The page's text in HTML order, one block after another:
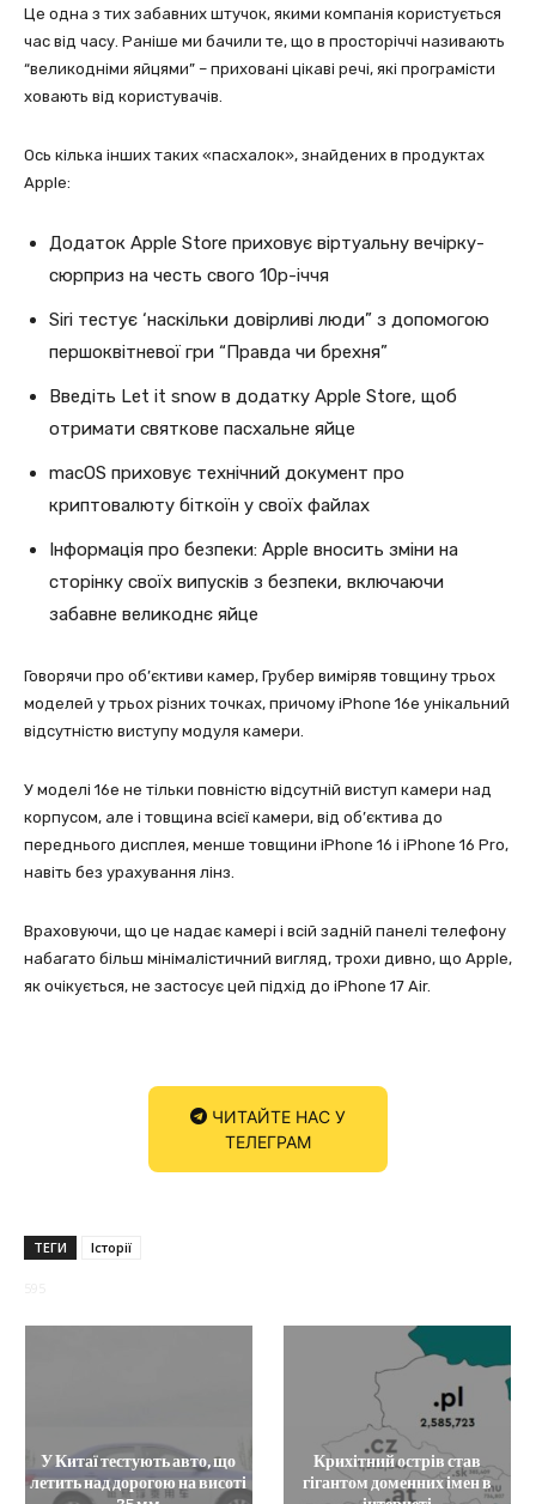
Це одна з тих забавних штучок, якими компанія користується
час від часу. Раніше ми бачили те, що в просторіччі називають
“великодніми яйцями” – приховані цікаві речі, які програмісти
ховають від користувачів.
Ось кілька інших таких «пасхалок», знайдених в продуктах
Apple:
Додаток Apple Store приховує віртуальну вечірку-
сюрприз на честь свого 10р-іччя
Siri тестує ‘наскільки довірливі люди” з допомогою
першоквітневої гри “Правда чи брехня”
Введіть Let it snow в додатку Apple Store, щоб
отримати святкове пасхальне яйце
macOS приховує технічний документ про
криптовалюту біткоїн у своїх файлах
Інформація про безпеки: Apple вносить зміни на
сторінку своїх випусків з безпеки, включаючи
забавне великоднє яйце
Говорячи про об’єктиви камер, Грубер виміряв товщину трьох
моделей у трьох різних точках, причому iPhone 16e унікальний
відсутністю виступу модуля камери.
У моделі 16e не тільки повністю відсутній виступ камери над
корпусом, але і товщина всієї камери, від об’єктива до
переднього дисплея, менше товщини iPhone 16 і iPhone 16 Pro,
навіть без урахування лінз.
Враховуючи, що це надає камері і всій задній панелі телефону
набагато більш мінімалістичний вигляд, трохи дивно, що Apple,
як очікується, не застосує цей підхід до iPhone 17 Air.
ЧИТАЙТЕ НАС У
ТЕЛЕГРАМ
ТЕГИ Історії
У Китаї тестують авто, що
летить над дорогою на висоті
Крихітний острів став
гігантом доменних імен в